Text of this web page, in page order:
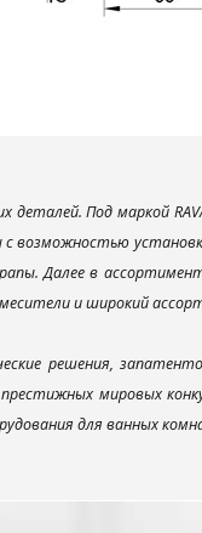
Под маркой
возможностью
Далее в
и широкий
решения,
мировых
для ванных